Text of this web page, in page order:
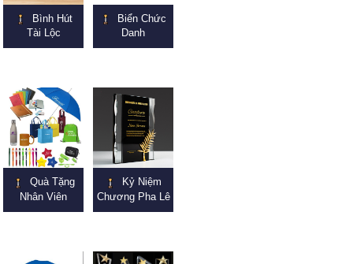
Bình Hút
Tài Lộc
Biển Chức
Danh
Quà Tặng
Nhân Viên
Kỷ Niệm
Chương Pha Lê